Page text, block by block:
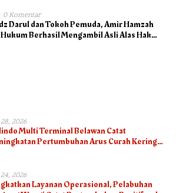
0 Komentar
Darul dan Tokoh Pemuda, Amir Hamzah
Hukum Berhasil Mengambil Asli Alas Hak
2026
Multi Terminal Belawan Catat
Pertumbuhan Arus Curah Kering
2026
Layanan Operasional, Pelabuhan